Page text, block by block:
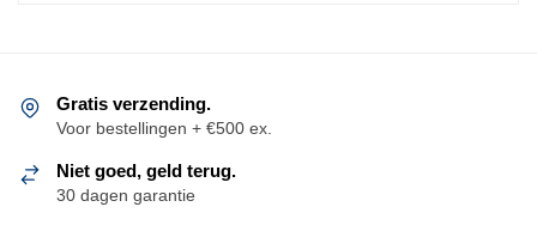
Gratis verzending.
Voor bestellingen + €500 ex.
Niet goed, geld terug.
30 dagen garantie